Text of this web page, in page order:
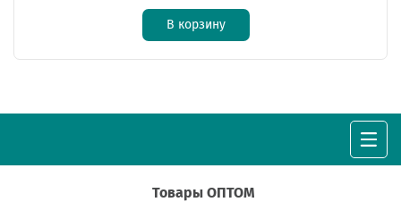
В корзину
Товары ОПТОМ